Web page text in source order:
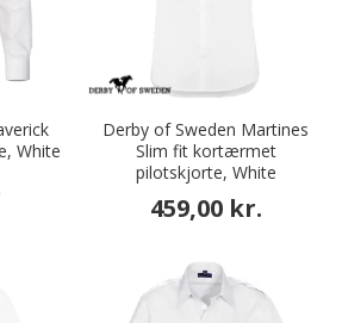
White
Derby of Sweden Martines
Slim fit kortærmet
pilotskjorte, White
459,00 kr.